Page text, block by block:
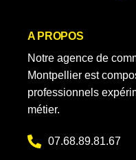
A PROPOS
Notre agence de
Montpellier est
professionnels
métier.
07.68.89.81.67